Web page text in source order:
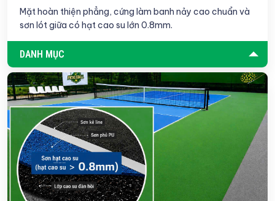
Mặt hoàn thiện phẳng, cứng làm banh nảy cao chuẩn và
sơn lót giữa có hạt cao su lớn 0.8mm.
DANH MỤC